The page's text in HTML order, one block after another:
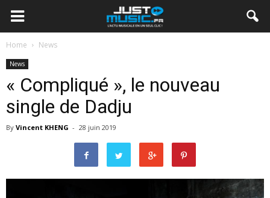
Home News
News
« Compliqué », le nouveau
single de Dadju
By Vincent KHENG - 28 juin 2019